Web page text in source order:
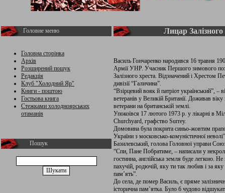
Головне меню
Головна сторінка
Архів
Розширений пошук
Редакція
Клуб "Холодний Яр"
Книги - поштою
Гостьова книга
Стежками холодноярських
отаманів
Пошук
Лицар Залізного
Василь Гончаренко народився 16 травня
Армії УНР. Учасник Першого зимового
Залізного хреста. Відзначений і Хрестом
дивізії “Галичина”.
“Взірцевий вояк й патріот український”,
ветеранів у Великій Британії. Доживав
ветерани на британській землі.
Упокоївся 17 лютого 1973 р. у лікарні в
Churchyard, графство Surrey.
Домовина була покрита синьо-жовтим
України з московсько-комуністичної
Базилевський, голова Головної управи
“Спи, Пане Побратиме, – написали у
гостинна, англійська земля буде легкою.
пахучій, родючій, яку ти так любив і за
пам’ять”.
До села, де помер Василь, є пряме
історична пам’ятка. Було б чудово